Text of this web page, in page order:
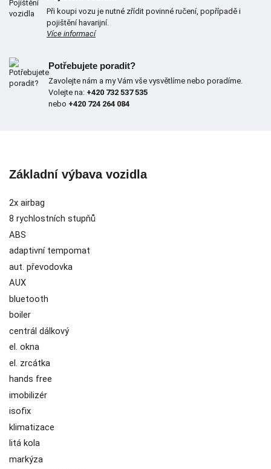
Při koupi vozu je nutné zřídit povinné ručení, popřípadě i
pojištění havarijní.
Více informací
Potřebujete poradit?
Zavolejte nám a my Vám vše vysvětlíme nebo poradíme.
Volejte na: +420 732 537 535
nebo +420 724 264 084
Základní výbava vozidla
2x airbag
8 rychlostních stupňů
ABS
adaptivní tempomat
aut. převodovka
AUX
bluetooth
boiler
centrál dálkový
el. okna
el. zrcátka
hands free
imobilizér
isofix
klimatizace
litá kola
markýza